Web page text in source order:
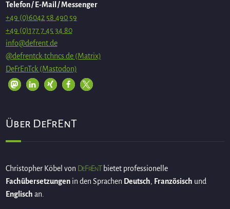
Telefon / E-Mail / Messenger
+49 (0)6042 58 490 59
+49 (0)177 7 45 34 80
info@defrent.de
@defrentck:tchncs.de (Matrix)
DeFrEnTck (Mastodon)
Über DeFrEnT
Christopher Köbel von DeFrEnTbietet professionelle
Fachübersetzungenin den Sprachen Deutsch, Französisch und
Englisch an.